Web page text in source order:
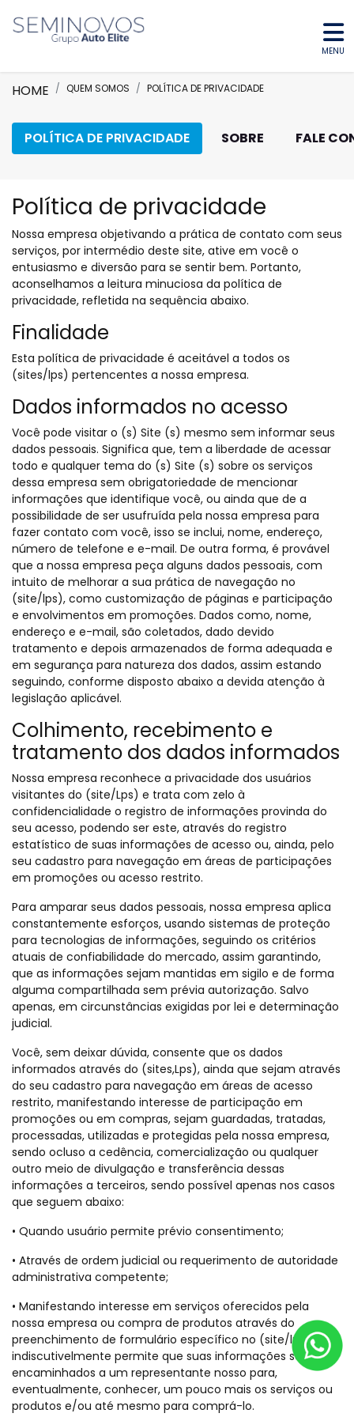
MENU
HOME QUEM SOMOS POLÍTICA DE PRIVACIDADE
SOBRE FALE
POLÍTICA DE PRIVACIDADE
Política de privacidade
Nossa empresa objetivando a prática de contato com seus
serviços, por intermédio deste site, ative em você o
entusiasmo e diversão para se sentir bem. Portanto,
aconselhamos a leitura minuciosa da política de
privacidade, refletida na sequência abaixo.
Finalidade
Esta política de privacidade é aceitável a todos os
(sites/lps) pertencentes a nossa empresa.
Dados informados no acesso
Você pode visitar o (s) Site (s) mesmo sem informar seus
dados pessoais. Significa que, tem a liberdade de acessar
todo e qualquer tema do (s) Site (s) sobre os serviços
dessa empresa sem obrigatoriedade de mencionar
informações que identifique você, ou ainda que de a
possibilidade de ser usufruída pela nossa empresa para
fazer contato com você, isso se inclui, nome, endereço,
número de telefone e e-mail. De outra forma, é provável
que a nossa empresa peça alguns dados pessoais, com
intuito de melhorar a sua prática de navegação no
(site/lps), como customização de páginas e participação
e envolvimentos em promoções. Dados como, nome,
endereço e e-mail, são coletados, dado devido
tratamento e depois armazenados de forma adequada e
em segurança para natureza dos dados, assim estando
seguindo, conforme disposto abaixo a devida atenção à
legislação aplicável.
Colhimento, recebimento e
tratamento dos dados informados
Nossa empresa reconhece a privacidade dos usuários
visitantes do (site/Lps) e trata com zelo à
confidencialidade o registro de informações provinda do
seu acesso, podendo ser este, através do registro
estatístico de suas informações de acesso ou, ainda, pelo
seu cadastro para navegação em áreas de participações
em promoções ou acesso restrito.
Para amparar seus dados pessoais, nossa empresa aplica
constantemente esforços, usando sistemas de proteção
para tecnologias de informações, seguindo os critérios
atuais de confiabilidade do mercado, assim garantindo,
que as informações sejam mantidas em sigilo e de forma
alguma compartilhada sem prévia autorização. Salvo
apenas, em circunstâncias exigidas por lei e determinação
judicial.
Você, sem deixar dúvida, consente que os dados
informados através do (sites,Lps), ainda que sejam através
do seu cadastro para navegação em áreas de acesso
restrito, manifestando interesse de participação em
promoções ou em compras, sejam guardadas, tratadas,
processadas, utilizadas e protegidas pela nossa empresa,
sendo ocluso a cedência, comercialização ou qualquer
outro meio de divulgação e transferência dessas
informações a terceiros, sendo possível apenas nos casos
que seguem abaixo:
• Quando usuário permite prévio consentimento;
• Através de ordem judicial ou requerimento de autoridade
administrativa competente;
• Manifestando interesse em serviços oferecidos pela
nossa empresa ou compra de produtos através do
preenchimento de formulário específico no (site/lp), você
indiscutivelmente permite que suas informações sejam
encaminhados a um representante nosso para,
eventualmente, conhecer, um pouco mais os serviços ou
produtos e/ou até mesmo para comprá-lo.